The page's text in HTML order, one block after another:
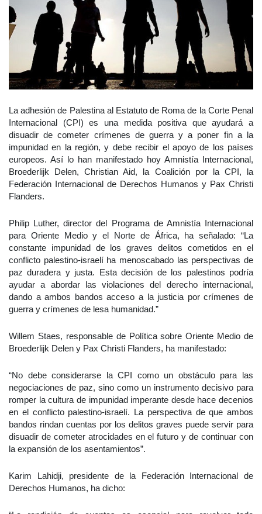
La adhesión de Palestina al Estatuto de Roma de la Corte Penal
Internacional (CPI) es una medida positiva que ayudará a
disuadir de cometer crímenes de guerra y a poner fin a la
impunidad en la región, y debe recibir el apoyo de los países
europeos. Así lo han manifestado hoy Amnistía Internacional,
Broederlijk Delen, Christian Aid, la Coalición por la CPI, la
Federación Internacional de Derechos Humanos y Pax Christi
Flanders.
Philip Luther, director del Programa de Amnistía Internacional
para Oriente Medio y el Norte de África, ha señalado: “La
constante impunidad de los graves delitos cometidos en el
conflicto palestino-israelí ha menoscabado las perspectivas de
paz duradera y justa. Esta decisión de los palestinos podría
ayudar a abordar las violaciones del derecho internacional,
dando a ambos bandos acceso a la justicia por crímenes de
guerra y crímenes de lesa humanidad.”
Willem Staes, responsable de Política sobre Oriente Medio de
Broederlijk Delen y Pax Christi Flanders, ha manifestado:
“No debe considerarse la CPI como un obstáculo para las
negociaciones de paz, sino como un instrumento decisivo para
romper la cultura de impunidad imperante desde hace decenios
en el conflicto palestino-israelí. La perspectiva de que ambos
bandos rindan cuentas por los delitos graves puede servir para
disuadir de cometer atrocidades en el futuro y de continuar con
la expansión de los asentamientos”.
Karim Lahidji, presidente de la Federación Internacional de
Derechos Humanos, ha dicho: